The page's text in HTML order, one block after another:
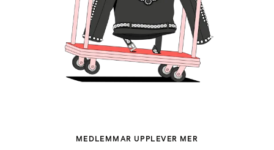
MEDLEMMAR UPPLEVER MER